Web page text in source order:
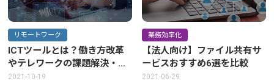
リモートワーク
ICTツールとは？働き方改革
やテレワークの課題解決・業
務効率化に便利
2021-10-19
業務効率化
【法人向け】ファイル共有サ
ービスおすすめ6選を比較
2021-06-29